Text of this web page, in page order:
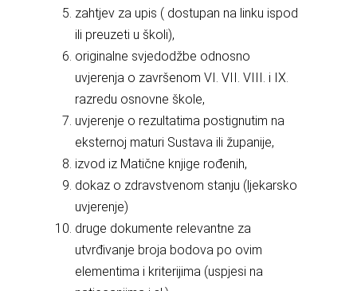
zahtjev za upis ( dostupan na linku ispod
ili preuzeti u školi),
originalne svjedodžbe odnosno
uvjerenja o završenom VI. VII. VIII. i IX.
razredu osnovne škole,
uvjerenje o rezultatima postignutim na
eksternoj maturi Sustava ili županije,
izvod iz Matične knjige rođenih,
dokaz o zdravstvenom stanju (ljekarsko
uvjerenje)
druge dokumente relevantne za
utvrđivanje broja bodova po ovim
elementima i kriterijima (uspjesi na